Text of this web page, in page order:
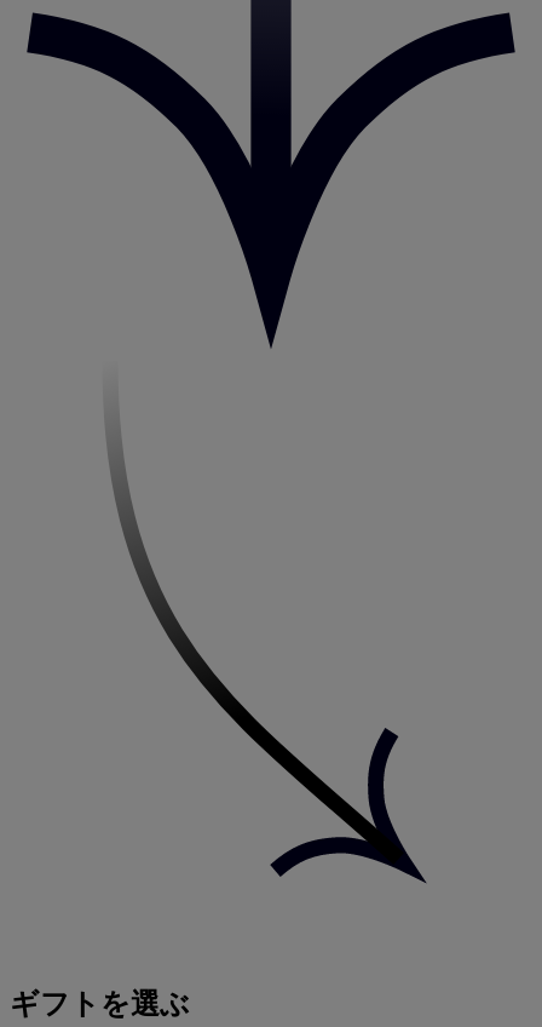
ギフトを選ぶ